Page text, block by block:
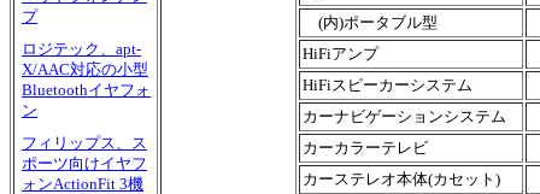
プ
ロジテック、apt-
X/AAC対応の小型
Bluetoothイヤフォ
ン
フィリップス、ス
ポーツ向けイヤフ
ォンActionFit 3機
(内)ポータブル型
HiFiアンプ
HiFiスピーカーシステム
カーナビゲーションシステム
カーカラーテレビ
カーステレオ本体(カセット)